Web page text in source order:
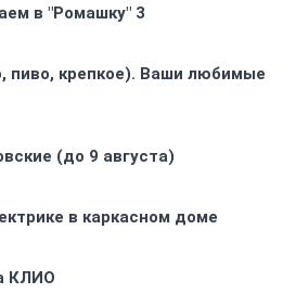
в "Ромашку" 3
пиво, крепкое). Ваши любимые
(до 9 августа)
в каркасном доме
КЛИО